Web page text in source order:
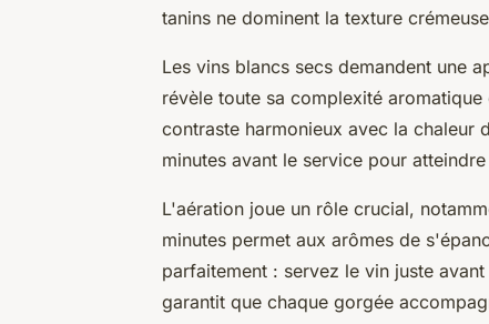
tanins ne dominent la texture
Les vins blancs secs demandent une
révèle toute sa complexité
contraste harmonieux avec la chaleur
minutes avant le service pour
L'aération joue un rôle crucial,
minutes permet aux arômes de
parfaitement : servez le vin juste
garantit que chaque gorgée